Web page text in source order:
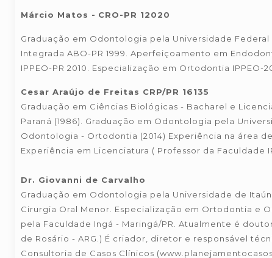
Márcio Matos - CRO-PR 12020
Graduação em Odontologia pela Universidade
Integrada ABO-PR 1999. Aperfeiçoamento em
IPPEO-PR 2010. Especialização em Ortodontia IPPEO-
Cesar Araújo de Freitas CRP/PR 16135
Graduação em Ciências Biológicas - Bacharel e
Paraná (1986). Graduação em Odontologia pela
Odontologia - Ortodontia (2014) Experiência na área
Experiência em Licenciatura ( Professor da Faculdade
Dr. Giovanni de Carvalho
Graduação em Odontologia pela Universidade de
Cirurgia Oral Menor. Especialização em Ortodontia e
pela Faculdade Ingá - Maringá/PR. Atualmente é
de Rosário - ARG.) É criador, diretor e responsável
Consultoria de Casos Clínicos